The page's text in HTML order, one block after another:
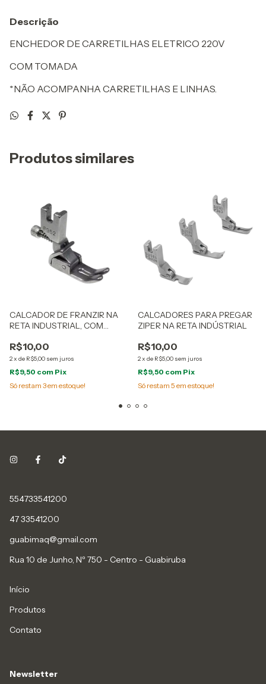
Descrição
ENCHEDOR DE CARRETILHAS ELETRICO 220V
COM TOMADA
*NÃO ACOMPANHA CARRETILHAS E LINHAS.
Produtos similares
CALCADOR DE FRANZIR NA
RETA INDUSTRIAL, COM
R$10,00
2x de R$5,00 sem juros
R$9,50 com Pix
Só restam 3em estoque!
CALCADORES PARA PREGAR
ZIPER NA RETA INDÚSTRIAL
R$10,00
2x de R$5,00 sem juros
R$9,50 com Pix
Só restam 5 em estoque!
554733541200
47 33541200
guabimaq@gmail.com
Rua 10 de Junho, Nº 750 - Centro - Guabiruba
Início
Produtos
Contato
Newsletter